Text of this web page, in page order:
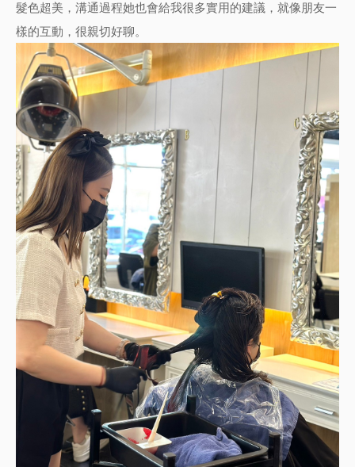
髮色超美，溝通過程她也會給我很多實用的建議，就像朋友一
樣的互動，很親切好聊。